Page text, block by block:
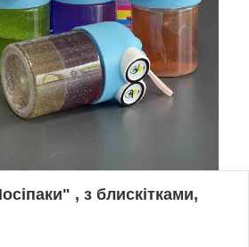
, з блискітками,